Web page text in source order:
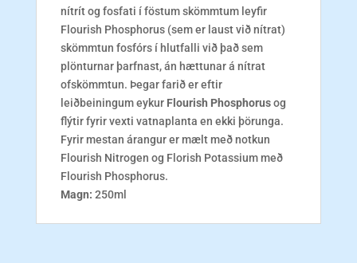
nítrít og fosfati í föstum skömmtum leyfir
Flourish Phosphorus (sem er laust við nítrat)
skömmtun fosfórs í hlutfalli við það sem
plönturnar þarfnast, án hættunar á nítrat
ofskömmtun. Þegar farið er eftir
leiðbeiningum eykur Flourish Phosphorusog
flýtir fyrir vexti vatnaplanta en ekki þörunga.
Fyrir mestan árangur er mælt með notkun
Flourish Nitrogen og Florish Potassium með
Flourish Phosphorus.
Magn: 250ml